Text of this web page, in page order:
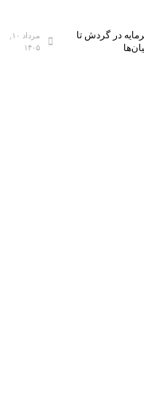
در گردش تا
۱۴۰۵